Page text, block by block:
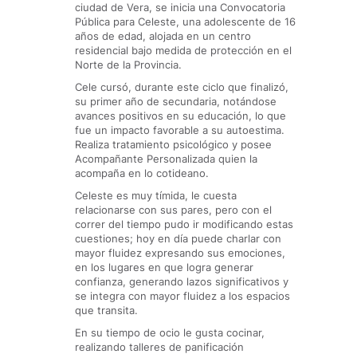
ciudad de Vera, se inicia una Convocatoria
Pública para Celeste, una adolescente de 16
años de edad, alojada en un centro
residencial bajo medida de protección en el
Norte de la Provincia.
Cele cursó, durante este ciclo que finalizó,
su primer año de secundaria, notándose
avances positivos en su educación, lo que
fue un impacto favorable a su autoestima.
Realiza tratamiento psicológico y posee
Acompañante Personalizada quien la
acompaña en lo cotideano.
Celeste es muy tímida, le cuesta
relacionarse con sus pares, pero con el
correr del tiempo pudo ir modificando estas
cuestiones; hoy en día puede charlar con
mayor fluidez expresando sus emociones,
en los lugares en que logra generar
confianza, generando lazos significativos y
se integra con mayor fluidez a los espacios
que transita.
En su tiempo de ocio le gusta cocinar,
realizando talleres de panificación